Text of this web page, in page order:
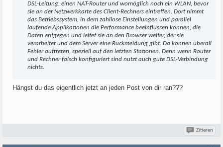
DSL-Leitung, einen NAT-Router und womöglich noch ein WLAN, bevor
sie an der Netzwerkkarte des Client-Rechners eintreffen. Dort nimmt
das Betriebssystem, in dem zahllose Einstellungen und parallel
laufende Applikationen die Performance beeinflussen können, die
Daten entgegen und leitet sie an den Browser weiter, der sie
verarbeitet und dem Server eine Rückmeldung gibt. Da können überall
Fehler auftreten, speziell auf den letzten Stationen. Denn wenn Router
und Rechner falsch konfiguriert sind nutzt auch gute DSL-Verbindung
nichts.
Hängst du das eigentlich jetzt an jeden Post von dir ran???
Zitieren